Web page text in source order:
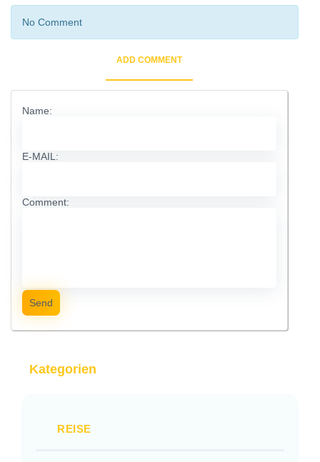
No Comment
ADD COMMENT
Name:
E-MAIL:
Comment:
Send
Kategorien
REISE